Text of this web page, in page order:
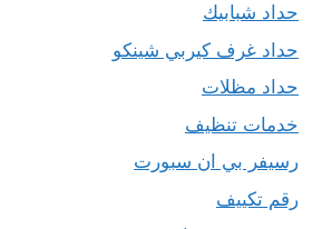
حداد شبابيك
حداد غرف كيربي شينكو
حداد مظلات
خدمات تنظيف
رسيفر بي ان سبورت
رقم تكييف